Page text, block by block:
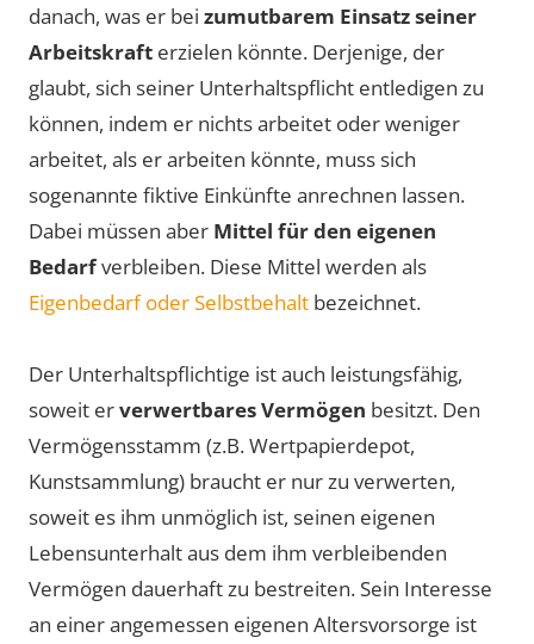
danach, was er bei zumutbarem Einsatz seiner
Arbeitskraft erzielen könnte. Derjenige, der
glaubt, sich seiner Unterhaltspflicht entledigen zu
können, indem er nichts arbeitet oder weniger
arbeitet, als er arbeiten könnte, muss sich
sogenannte fiktive Einkünfte anrechnen lassen.
Dabei müssen aber Mittel für den eigenen
Bedarfverbleiben. Diese Mittel werden als
Eigenbedarf oder Selbstbehalt bezeichnet.
Der Unterhaltspflichtige ist auch leistungsfähig,
soweit erverwertbares Vermögen besitzt. Den
Vermögensstamm (z.B. Wertpapierdepot,
Kunstsammlung) braucht er nur zu verwerten,
soweit es ihm unmöglich ist, seinen eigenen
Lebensunterhalt aus dem ihm verbleibenden
Vermögen dauerhaft zu bestreiten. Sein Interesse
an einer angemessen eigenen Altersvorsorge ist